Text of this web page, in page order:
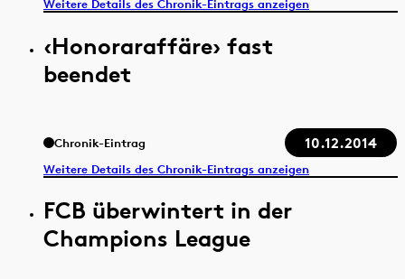
Weitere Details des Chronik-Eintrags anzeigen
‹Honoraraffäre› fast
beendet
Chronik-Eintrag 10.12.2014
Weitere Details des Chronik-Eintrags anzeigen
FCB überwintert in der
Champions League